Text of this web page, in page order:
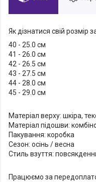
Як дізнатися свій розмір
40 - 25.0 см
41 - 26.0 см
42 - 26.5 см
43 - 27.5 см
44 - 28.0 см
45 - 29.0 см
Матеріал верху: шкіра,
Матеріал підошви:
Пакування: коробка
Сезон: осінь / весна
Стиль взуття:
Працюємо за